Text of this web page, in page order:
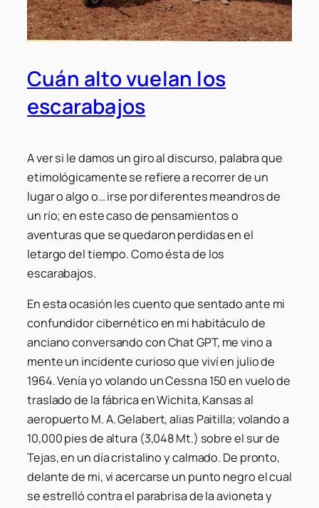
Cuán alto vuelan los
escarabajos
A ver si le damos un giro al discurso, palabra que
etimológicamente se refiere a recorrer de un
lugar o algo o… irse por diferentes meandros de
un río; en este caso de pensamientos o
aventuras que se quedaron perdidas en el
letargo del tiempo. Como ésta de los
escarabajos.
En esta ocasión les cuento que sentado ante mi
confundidor cibernético en mi habitáculo de
anciano conversando con Chat GPT, me vino a
mente un incidente curioso que viví en julio de
1964. Venía yo volando un Cessna 150 en vuelo de
traslado de la fábrica en Wichita, Kansas al
aeropuerto M. A. Gelabert, alias Paitilla; volando a
10,000 pies de altura (3,048 Mt.) sobre el sur de
Tejas, en un día cristalino y calmado. De pronto,
delante de mi, vi acercarse un punto negro el cual
se estrelló contra el parabrisa de la avioneta y